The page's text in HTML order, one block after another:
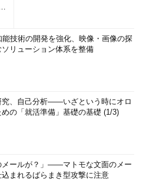
能技術の開発を強化、映像・画像の探
リューション体系を整備
究、自己分析――いざという時にオロ
の「就活準備」基礎の基礎 (1/3)
メールが？」――マトモな文面のメー
まれるばらまき型攻撃に注意